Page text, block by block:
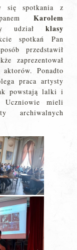
się spotkania z
Karolem
udział klasy
spotkań Pan
przedstawił
zaprezentował
Ponadto
praca artysty
powstają lalki i
Uczniowie mieli
archiwalnych